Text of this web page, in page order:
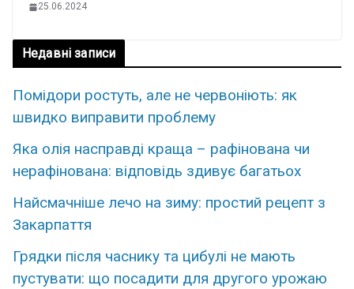
25.06.2024
Недавні записи
Помідори ростуть, але не червоніють: як
швидко виправити проблему
Яка олія насправді краща – рафінована чи
нерафінована: відповідь здивує багатьох
Найсмачніше лечо на зиму: простий рецепт з
Закарпаття
Грядки після часнику та цибулі не мають
пустувати: що посадити для другого урожаю